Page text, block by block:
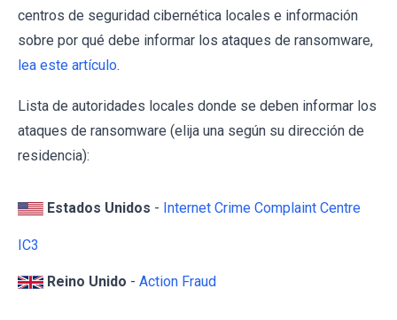
centros de seguridad cibernética locales e información
sobre por qué debe informar los ataques de ransomware,
lea este artículo.
Lista de autoridades locales donde se deben informar los
ataques de ransomware (elija una según su dirección de
residencia):
Estados Unidos - Internet Crime Complaint Centre
IC3
Reino Unido - Action Fraud